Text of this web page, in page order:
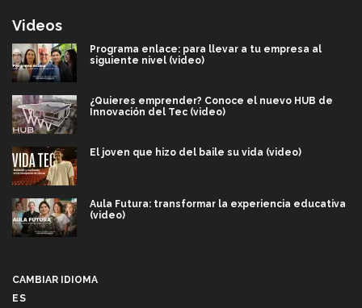
Videos
Programa enlace: para llevar a tu empresa al
siguiente nivel (video)
¿Quieres emprender? Conoce el nuevo HUB de
Innovación del Tec (video)
El joven que hizo del baile su vida (video)
Aula Futura: transformar la experiencia educativa
(video)
CAMBIAR IDIOMA
ES